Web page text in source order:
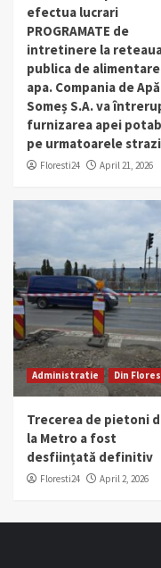
efectua lucrari
PROGRAMATE de
intretinere la
publica de alimentare
apa. Compania de Apă
Someș S.A. va
furnizarea apei
pe urmatoarele
Floresti24 April 21, 2026
Administratie Din
Trecerea de pietoni
la Metro a fost
desființată definitiv
Floresti24 April 2, 2026